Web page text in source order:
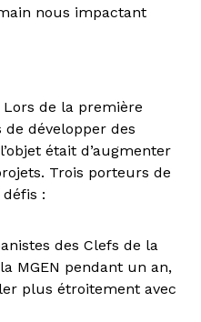
nous impactant
Lors de la première
de développer des
était d’augmenter
Trois porteurs de
:
des Clefs de la
MGEN pendant un an,
plus étroitement avec